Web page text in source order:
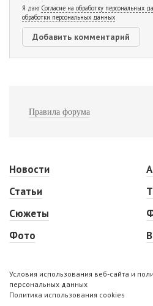
Я даю Согласие на обработку персональных
обработки персональных данных
Правила форума
Новости
Статьи
Сюжеты
Фото
Условия использования веб-сайта и
персональных данных
Политика использования cookies